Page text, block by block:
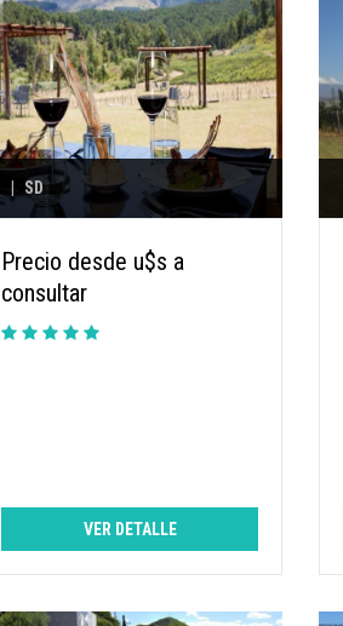
SD
Precio desde u$s a
consultar
VER DETALLE